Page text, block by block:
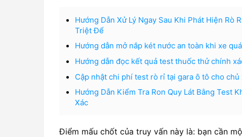
Hướng Dẫn Xử Lý Ngay Sau Khi Phát Hiện Rò
Triệt Để
Hướng dẫn mở nắp két nước an toàn khi xe
Hướng dẫn đọc kết quả test thuốc thử chính
Cập nhật chi phí test rò rỉ tại gara ô tô cho
Hướng Dẫn Kiểm Tra Ron Quy Lát Bằng Test
Xác
Điểm mấu chốt của truy vấn này là: bạn cần